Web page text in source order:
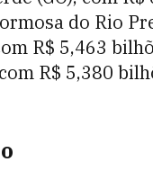
do Rio
R$ 5,463
R$ 5,380